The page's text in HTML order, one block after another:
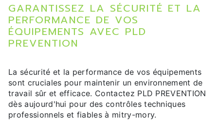
GARANTISSEZ LA SÉCURITÉ ET LA
PERFORMANCE DE VOS
ÉQUIPEMENTS AVEC PLD
PREVENTION
La sécurité et la performance de vos équipements
sont cruciales pour maintenir un environnement de
travail sûr et efficace. Contactez PLD PREVENTION
dès aujourd'hui pour des contrôles techniques
professionnels et fiables à mitry-mory.